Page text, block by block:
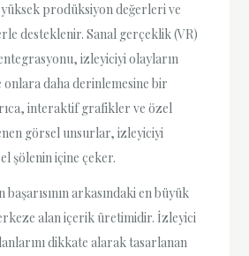
prodüksiyon değerleri ve
desteklenir. Sanal gerçeklik (VR)
izleyiciyi olayların
onlara daha derinlemesine bir
interaktif grafikler ve özel
görsel unsurlar, izleyiciyi
şölenin içine çeker.
arkasındaki en büyük
alan içerik üretimidir. İzleyici
dikkate alarak tasarlanan